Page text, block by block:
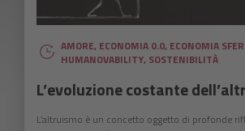
AMORE, ECONOMIA 0.0, ECONOMIA
HUMANOVABILITY, SOSTENIBILITÀ
L’evoluzione costante
L’altruismo è un concetto oggetto di profonde